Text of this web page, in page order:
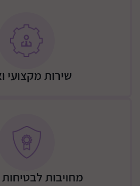
שירות מקצועי
מחויבות לבטיחות